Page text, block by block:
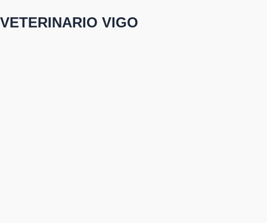
VETERINARIO VIGO